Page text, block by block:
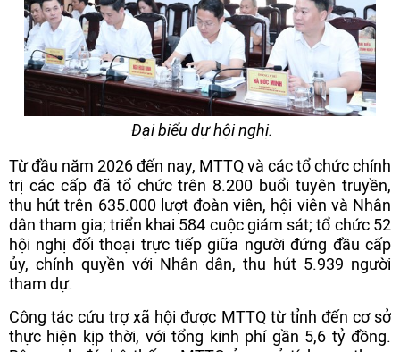
Đại biểu dự hội nghị.
Từ đầu năm 2026 đến nay, MTTQ và các tổ chức chính
trị các cấp đã tổ chức trên 8.200 buổi tuyên truyền,
thu hút trên 635.000 lượt đoàn viên, hội viên và Nhân
dân tham gia; triển khai 584 cuộc giám sát; tổ chức 52
hội nghị đối thoại trực tiếp giữa người đứng đầu cấp
ủy, chính quyền với Nhân dân, thu hút 5.939 người
tham dự.
Công tác cứu trợ xã hội được MTTQ từ tỉnh đến cơ sở
thực hiện kịp thời, với tổng kinh phí gần 5,6 tỷ đồng.